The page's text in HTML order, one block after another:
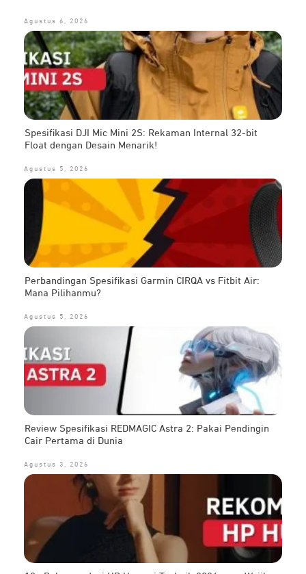
Agustus 6, 2026
Spesifikasi DJI Mic Mini 2S: Rekaman Internal 32-bit
Float dengan Desain Menarik!
Agustus 5, 2026
Perbandingan Spesifikasi Garmin CIRQA vs Fitbit Air:
Mana Pilihanmu?
Agustus 5, 2026
Review Spesifikasi REDMAGIC Astra 2: Pakai Pendingin
Cair Pertama di Dunia
Agustus 3, 2026